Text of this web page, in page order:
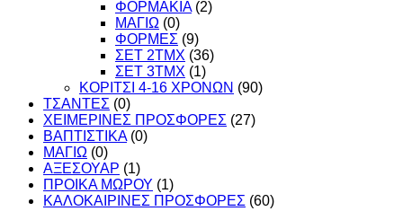
ΦΟΡΜΑΚΙΑ (2)
ΜΑΓΙΩ (0)
ΦΟΡΜΕΣ (9)
ΣΕΤ 2ΤΜΧ (36)
ΣΕΤ 3ΤΜΧ (1)
ΚΟΡΙΤΣΙ 4-16 ΧΡΟΝΩΝ (90)
ΤΣΑΝΤΕΣ (0)
ΧΕΙΜΕΡΙΝΕΣ ΠΡΟΣΦΟΡΕΣ (27)
ΒΑΠΤΙΣΤΙΚΑ (0)
ΜΑΓΙΩ (0)
ΑΞΕΣΟΥΑΡ (1)
ΠΡΟΙΚΑ ΜΩΡΟΥ (1)
ΚΑΛΟΚΑΙΡΙΝΕΣ ΠΡΟΣΦΟΡΕΣ (60)